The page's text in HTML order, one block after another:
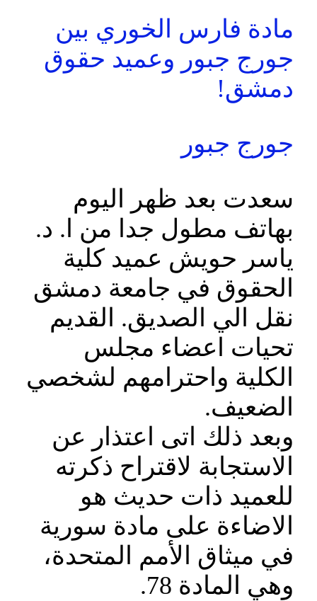
مادة فارس الخوري بين
جورج جبور وعميد حقوق
دمشق!
جورج جبور
سعدت بعد ظهر اليوم
بهاتف مطول جدا من ا. د.
ياسر حويش عميد كلية
الحقوق في جامعة دمشق
نقل الي الصديق. القديم
تحيات اعضاء مجلس
الكلية واحترامهم لشخصي
الضعيف.
وبعد ذلك اتى اعتذار عن
الاستجابة لاقتراح ذكرته
للعميد ذات حديث هو
الاضاءة على مادة سورية
في ميثاق الأمم المتحدة،
وهي المادة 78.